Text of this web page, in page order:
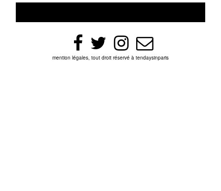
mention légales, tout droit réservé à tendaysinparis